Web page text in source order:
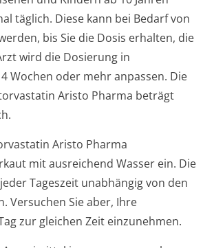
täglich. Diese kann bei Bedarf von
bis Sie die Dosis erhalten, die
wird die Dosierung in
Wochen oder mehr anpassen. Die
Aristo Pharma beträgt
Aristo Pharma
mit ausreichend Wasser ein. Die
Tageszeit unabhängig von den
Versuchen Sie aber, Ihre
zur gleichen Zeit einzunehmen.